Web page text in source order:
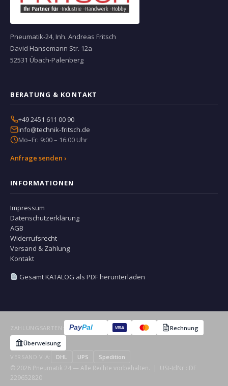
Pneumatik-24, Inh. Andreas Fritsch
David Hansemann Str. 12a
52531 Übach-Palenberg
BERATUNG & KONTAKT
+49 2451 611 00 90
info@technik-fritsch.de
Mo–Fr: 9:00 – 16:00 Uhr
Anfrage senden ›
INFORMATIONEN
Impressum
Datenschutzerklärung
AGB
Widerrufsrecht
Versand & Zahlung
Kontakt
Gesamt KATALOG als PDF herunterladen
ZAHLUNGSARTEN: PayPal VISA
Rechnung
Überweisung
VERSAND VIA:
DHL UPS Spedition
© 2026 Pneumatik 24 — Alle Rechte vorbehalten. | USt-IdNr.: DE
229652820